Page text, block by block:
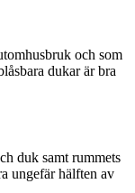
och som
dukar är bra
duk samt rummets
ungefär hälften av